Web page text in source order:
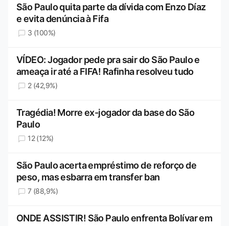
São Paulo quita parte da dívida com Enzo Díaz
e evita denúncia à Fifa
3 (100%)
VÍDEO: Jogador pede pra sair do São Paulo e
ameaça ir até a FIFA! Rafinha resolveu tudo
2 (42,9%)
Tragédia! Morre ex-jogador da base do São
Paulo
12 (12%)
São Paulo acerta empréstimo de reforço de
peso, mas esbarra em transfer ban
7 (88,9%)
ONDE ASSISTIR! São Paulo enfrenta Bolívar em